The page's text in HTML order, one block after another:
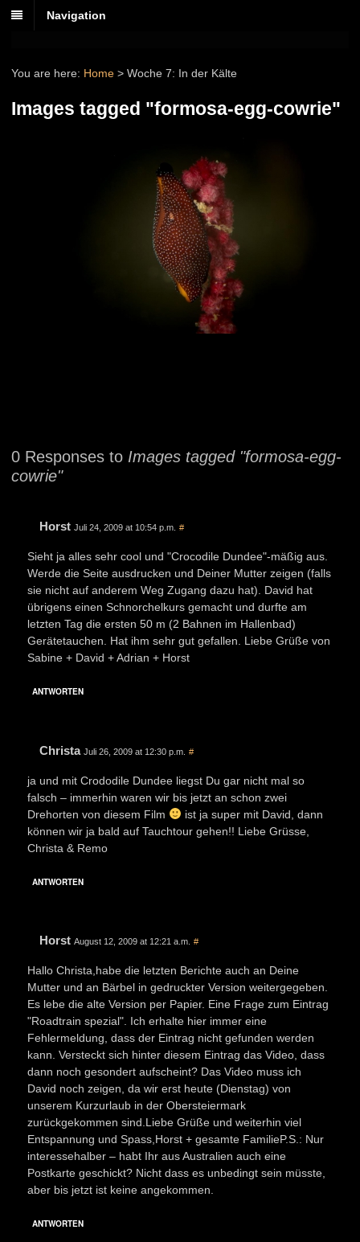
Navigation
You are here: Home > Woche 7: In der Kälte
Images tagged "formosa-egg-cowrie"
0 Responses to Images tagged "formosa-egg-
cowrie"
Horst Juli 24, 2009 at 10:54 p.m. #
Sieht ja alles sehr cool und "Crocodile Dundee"-mäßig aus.
Werde die Seite ausdrucken und Deiner Mutter zeigen (falls
sie nicht auf anderem Weg Zugang dazu hat). David hat
übrigens einen Schnorchelkurs gemacht und durfte am
letzten Tag die ersten 50 m (2 Bahnen im Hallenbad)
Gerätetauchen. Hat ihm sehr gut gefallen. Liebe Grüße von
Sabine + David + Adrian + Horst
ANTWORTEN
Christa Juli 26, 2009 at 12:30 p.m. #
ja und mit Crododile Dundee liegst Du gar nicht mal so
falsch – immerhin waren wir bis jetzt an schon zwei
Drehorten von diesem Film
ist ja super mit David, dann
können wir ja bald auf Tauchtour gehen!! Liebe Grüsse,
Christa & Remo
ANTWORTEN
Horst August 12, 2009 at 12:21 a.m. #
Hallo Christa,habe die letzten Berichte auch an Deine
Mutter und an Bärbel in gedruckter Version weitergegeben.
Es lebe die alte Version per Papier. Eine Frage zum Eintrag
"Roadtrain spezial". Ich erhalte hier immer eine
Fehlermeldung, dass der Eintrag nicht gefunden werden
kann. Versteckt sich hinter diesem Eintrag das Video, dass
dann noch gesondert aufscheint? Das Video muss ich
David noch zeigen, da wir erst heute (Dienstag) von
unserem Kurzurlaub in der Obersteiermark
zurückgekommen sind.Liebe Grüße und weiterhin viel
Entspannung und Spass,Horst + gesamte FamilieP.S.: Nur
interessehalber – habt Ihr aus Australien auch eine
Postkarte geschickt? Nicht dass es unbedingt sein müsste,
aber bis jetzt ist keine angekommen.
ANTWORTEN